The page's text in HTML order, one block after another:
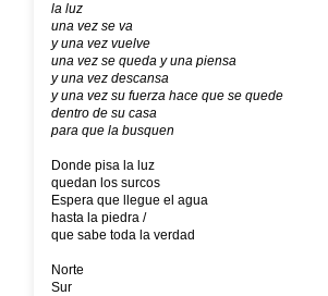
la luz
una vez se va
y una vez vuelve
una vez se queda y una piensa
y una vez descansa
y una vez su fuerza hace que se quede
dentro de su casa
para que la busquen
Donde pisa la luz
quedan los surcos
Espera que llegue el agua
hasta la piedra /
que sabe toda la verdad
Norte
Sur